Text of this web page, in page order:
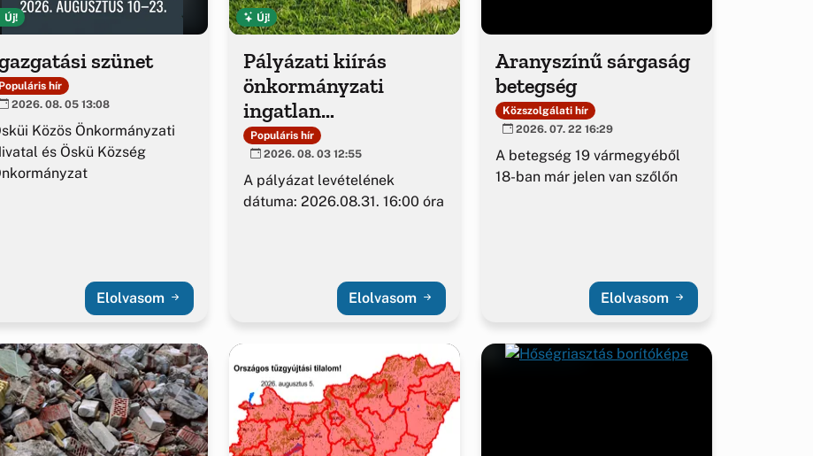
Új!
szünet
Populáris hír
2026. 08. 05 13:08
Közös Önkormányzati
és Öskü Község
Elolvasom
Új!
Pályázati kiírás
önkormányzati
ingatlan
értékesítésére
Populáris hír
2026. 08. 03 12:55
A pályázat levételének
dátuma: 2026.08.31. 16:00 óra
Elolvasom
Aranyszínű sárgaság
betegség
Közszolgálati hír
2026. 07. 22 16:29
A betegség 19 vármegyéből
18-ban már jelen van szőlőn
Elolvasom